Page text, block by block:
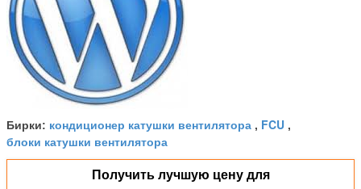
Бирки: кондиционер катушки вентилятора , FCU ,
блоки катушки вентилятора
Получить лучшую цену для